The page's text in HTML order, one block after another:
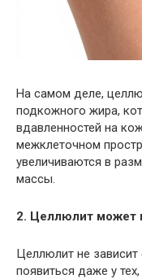
На самом деле,
подкожного жира,
вдавленностей на
межклеточном
увеличиваются в
массы.
2. Целлюлит может
Целлюлит не
появиться даже у